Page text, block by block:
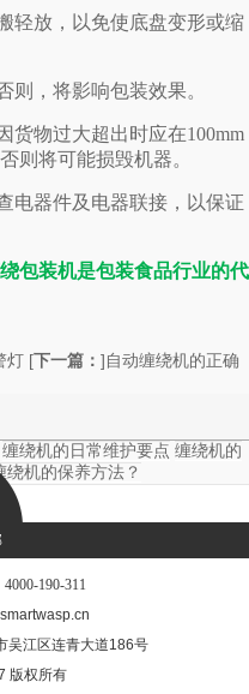
轻放，以免使底盘变形或缩
，将影响包装效果。
物过大超出时应在100mm
则将可能损毁机器。
电器件及电器联接，以保证
包装机是包装食品行业的代
灯 [下一篇： ] 自动缠绕机的正确
缠绕机的日常维护要点 缠绕机的
绕机的保养方法？
4000-190-311
吴江区连青大道186号
版权所有